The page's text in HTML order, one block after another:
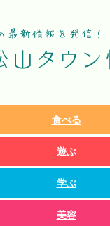
食べる
遊ぶ
学ぶ
美容